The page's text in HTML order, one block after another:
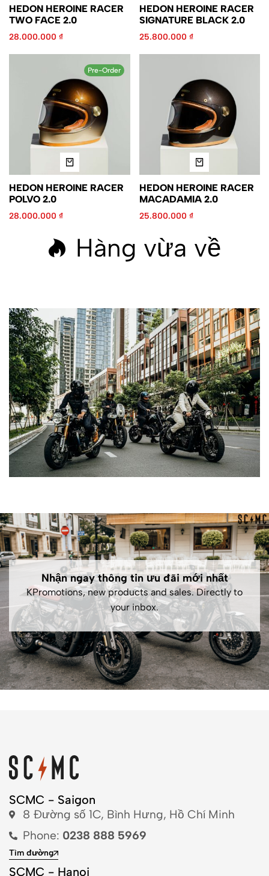
Hàng vừa về
HEDON HEROINE RACER
TWO FACE 2.0
28.000.000 ₫
HEDON HEROINE RACER
SIGNATURE BLACK 2.0
25.800.000 ₫
Pre-Order
HEDON HEROINE RACER
POLVO 2.0
28.000.000 ₫
HEDON HEROINE RACER
MACADAMIA 2.0
25.800.000 ₫
Nhận ngay thông tin ưu đãi mới nhất
KPromotions, new products and sales. Directly to
your inbox.
SCMC - Saigon
8 Đường số 1C, Bình Hưng, Hồ Chí Minh
Phone: 0238 888 5969
Tìm đường
SCMC - Hanoi